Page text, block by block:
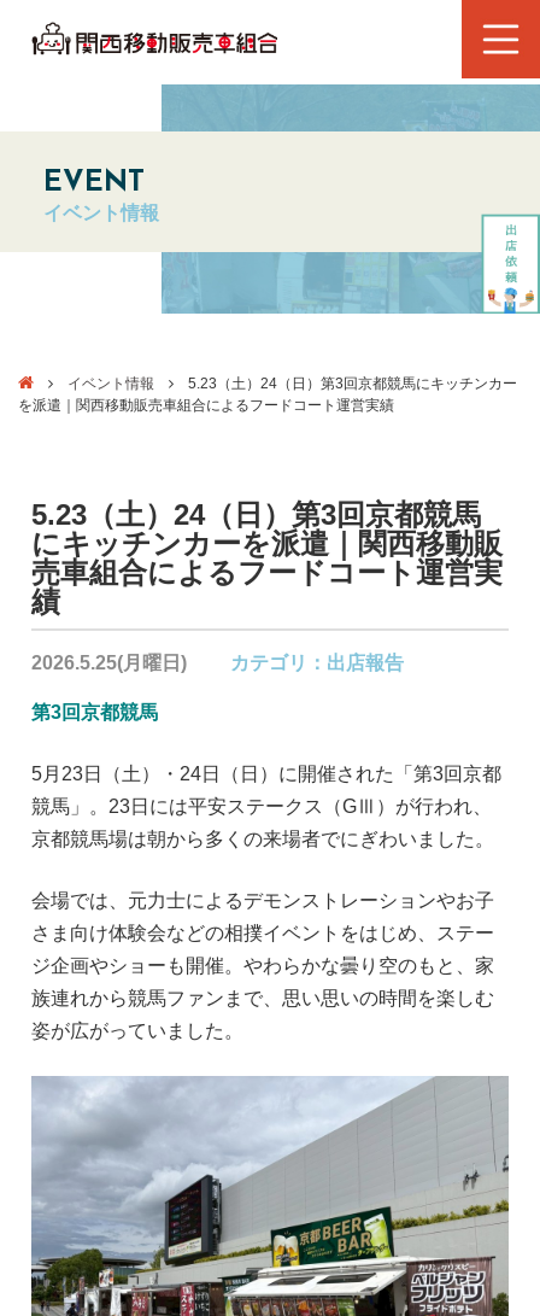
EVENT
イベント情報
イベント情報
5.23（土）24（日）第3回京都競馬にキッチンカー
を派遣｜関西移動販売車組合によるフードコート運営実績
5.23（土）24（日）第3回京都競馬
にキッチンカーを派遣｜関西移動販
売車組合によるフードコート運営実
績
2026.5.25(月曜日) カテゴリ： 出店報告
第3回京都競馬
5月23日（土）・24日（日）に開催された「第3回京都
競馬」。23日には平安ステークス（GⅢ）が行われ、
京都競馬場は朝から多くの来場者でにぎわいました。
会場では、元力士によるデモンストレーションやお子
さま向け体験会などの相撲イベントをはじめ、ステー
ジ企画やショーも開催。やわらかな曇り空のもと、家
族連れから競馬ファンまで、思い思いの時間を楽しむ
姿が広がっていました。